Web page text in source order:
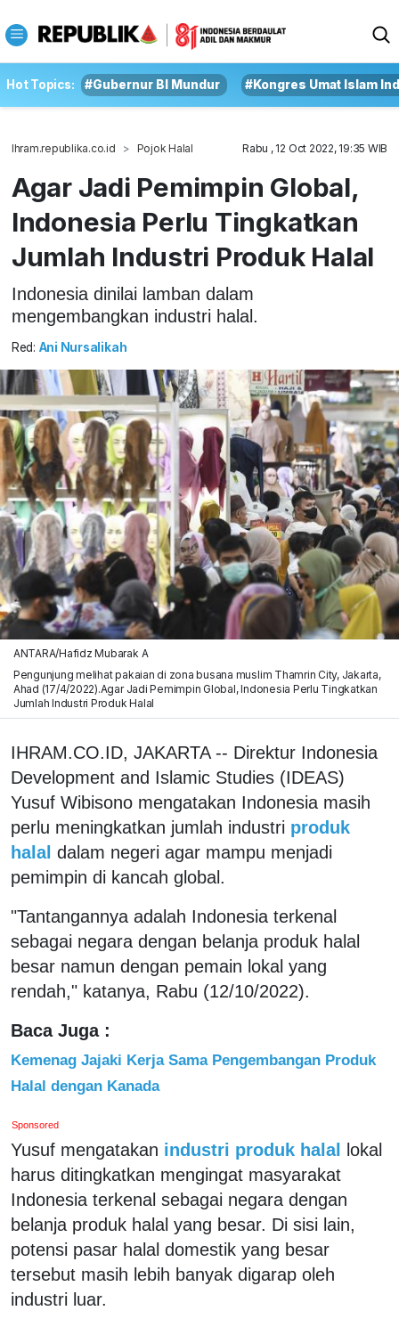
Hot Topics: #Gubernur BI Mundur #Kongres Umat Islam
Ihram.republika.co.id Pojok Halal Rabu , 12 Oct 2022, 19:35 WIB
Agar Jadi Pemimpin Global,
Indonesia Perlu Tingkatkan
Jumlah Industri Produk Halal
Indonesia dinilai lamban dalam
mengembangkan industri halal.
Red: Ani Nursalikah
ANTARA/Hafidz Mubarak A
Pengunjung melihat pakaian di zona busana muslim Thamrin City, Jakarta,
Ahad (17/4/2022).Agar Jadi Pemimpin Global, Indonesia Perlu Tingkatkan
Jumlah Industri Produk Halal
IHRAM.CO.ID, JAKARTA -- Direktur Indonesia
Development and Islamic Studies (IDEAS)
Yusuf Wibisono mengatakan Indonesia masih
perlu meningkatkan jumlah industri produk
halal dalam negeri agar mampu menjadi
pemimpin di kancah global.
"Tantangannya adalah Indonesia terkenal
sebagai negara dengan belanja produk halal
besar namun dengan pemain lokal yang
rendah," katanya, Rabu (12/10/2022).
Baca Juga :
Kemenag Jajaki Kerja Sama Pengembangan Produk
Halal dengan Kanada
Sponsored
Yusuf mengatakan industri produk halal
lokal
harus ditingkatkan mengingat masyarakat
Indonesia terkenal sebagai negara dengan
belanja produk halal yang besar. Di sisi lain,
potensi pasar halal domestik yang besar
tersebut masih lebih banyak digarap oleh
industri luar.